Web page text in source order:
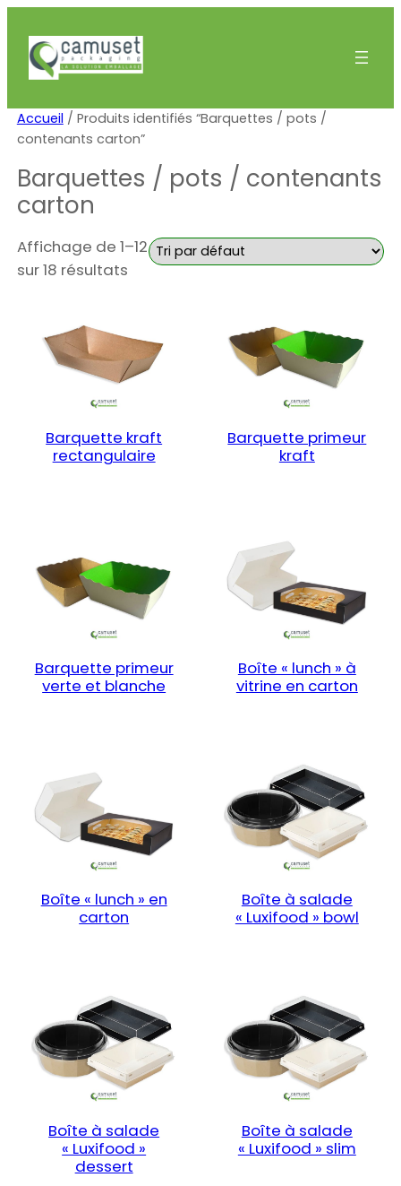
Accueil / Produits identifiés “Barquettes / pots /
contenants carton”
Barquettes / pots / contenants
carton
Affichage de 1–12
sur 18 résultats
Barquette kraft
rectangulaire
Barquette primeur
kraft
Barquette primeur
verte et blanche
Boîte « lunch » à
vitrine en carton
Boîte « lunch » en
carton
Boîte à salade
« Luxifood » bowl
Boîte à salade
« Luxifood »
dessert
Boîte à salade
« Luxifood » slim